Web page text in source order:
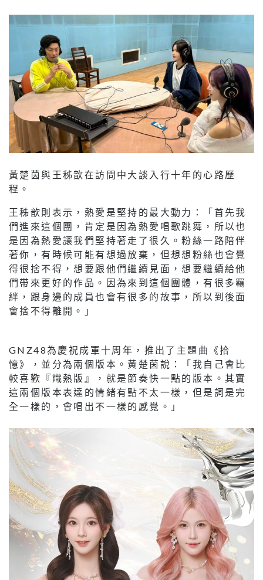
黃楚茵與王秭歆在訪問中大談入行十年的心路歷
程。
王秭歆則表示，熱愛是堅持的最大動力：「首先我
們進來這個團，肯定是因為熱愛唱歌跳舞，所以也
是因為熱愛讓我們堅持著走了很久。粉絲一路陪伴
著你，有時候可能有想過放棄，但想想粉絲也會覺
得很捨不得，想要跟他們繼續見面，想要繼續給他
們帶來更好的作品。因為來到這個團體，有很多羈
絆，跟身邊的成員也會有很多的故事，所以到後面
會捨不得離開。」
GNZ48為慶祝成軍十周年，推出了主題曲《拾
憶》，並分為兩個版本。黃楚茵說：「我自己會比
較喜歡『熾熱版』，就是節奏快一點的版本。其實
這兩個版本表達的情緒有點不太一樣，但是詞是完
全一樣的，會唱出不一樣的感覺。」